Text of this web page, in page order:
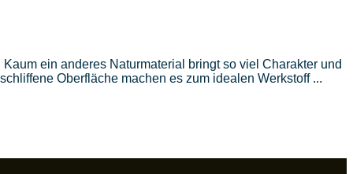
ein anderes Naturmaterial bringt so viel Charakter und
Oberfläche machen es zum idealen Werkstoff ...